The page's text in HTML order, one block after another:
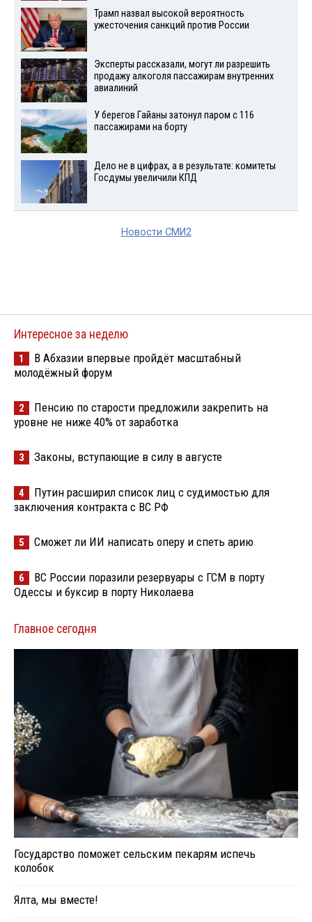
Трамп назвал высокой вероятность
ужесточения санкций против России
Эксперты рассказали, могут ли разрешить
продажу алкоголя пассажирам внутренних
авиалиний
У берегов Гайаны затонул паром с 116
пассажирами на борту
Дело не в цифрах, а в результате: комитеты
Госдумы увеличили КПД
Новости СМИ2
Интересное за неделю
1
В Абхазии впервые пройдёт масштабный
молодёжный форум
2
Пенсию по старости предложили закрепить на
уровне не ниже 40% от заработка
3 Законы, вступающие в силу в августе
4
Путин расширил список лиц с судимостью для
заключения контракта с ВС РФ
5 Сможет ли ИИ написать оперу и спеть арию
6
ВС России поразили резервуары с ГСМ в порту
Одессы и буксир в порту Николаева
Главное сегодня
Государство поможет сельским пекарям испечь
колобок
Ялта, мы вместе!